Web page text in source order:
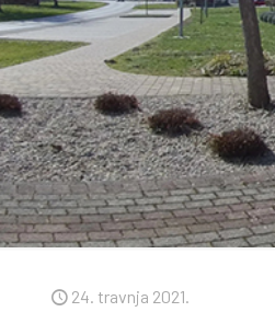
24. travnja 2021.